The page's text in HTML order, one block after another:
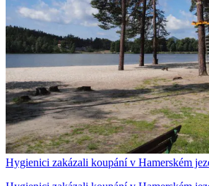
Hygienici zakázali koupání v Hamerském